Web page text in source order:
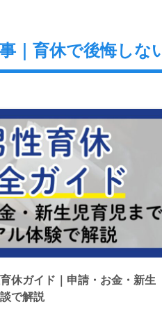
｜育休で後悔しな
育休ガイド｜申請・お金・新生
で解説